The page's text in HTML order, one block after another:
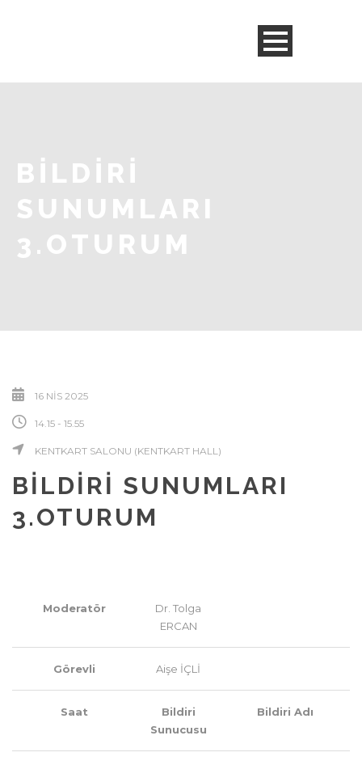
BİLDİRİ
SUNUMLARI
3.OTURUM
16 NIS 2025
14.15 - 15.55
KENTKART SALONU (KENTKART HALL)
BİLDİRİ SUNUMLARI
3.OTURUM
Moderatör
Dr. Tolga
ERCAN
Görevli Aişe İÇLİ
Saat
Bildiri
Sunucusu
Bildiri Adı